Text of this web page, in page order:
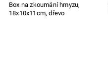
Box na zkoumání hmyzu,
18x10x11cm, dřevo